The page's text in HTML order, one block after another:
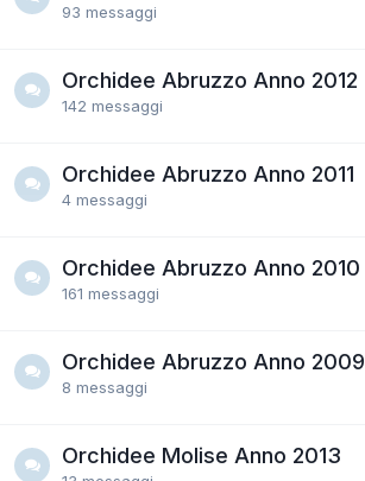
93 messaggi
Orchidee Abruzzo Anno 2012
142 messaggi
Orchidee Abruzzo Anno 2011
4 messaggi
Orchidee Abruzzo Anno 2010
161 messaggi
Orchidee Abruzzo Anno 2009
8 messaggi
Orchidee Molise Anno 2013